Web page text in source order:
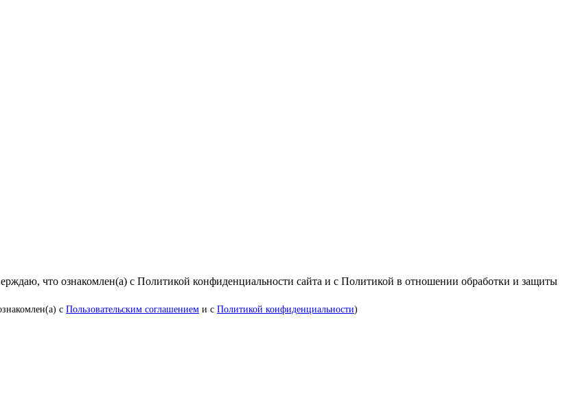
что ознакомлен(а) с Политикой конфиденциальности сайта и с Политикой в отношении обработки и защиты
с Пользовательским соглашением и с Политикой конфиденциальности)